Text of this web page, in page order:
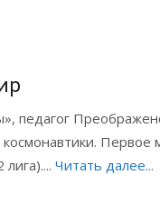
педагог
Первое
Читать далее...